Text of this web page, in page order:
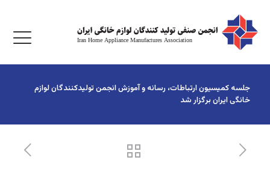
جلسه کمیسیون ارتباطات، رسانه و آموزش انجمن تولیدکنندگان لوازم
خانگی ایران برگزار شد